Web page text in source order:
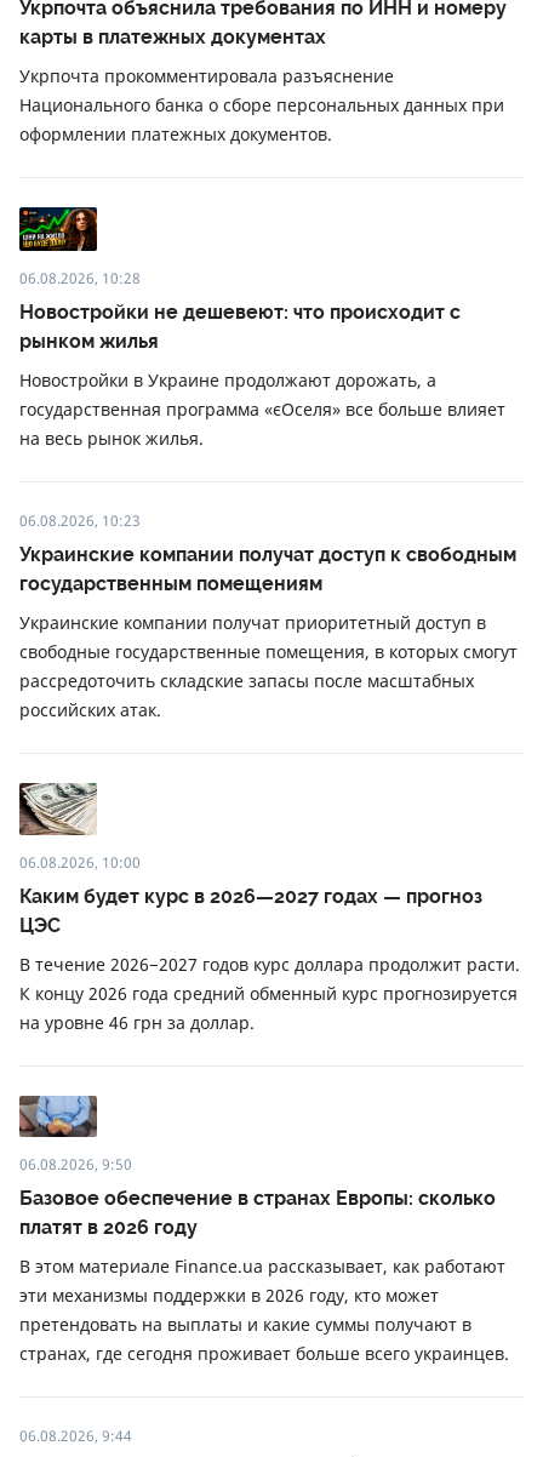
Укрпочта объяснила требования по ИНН и номеру
карты в платежных документах
Укрпочта прокомментировала разъяснение
Национального банка о сборе персональных данных при
оформлении платежных документов.
06.08.2026, 10:28
Новостройки не дешевеют: что происходит с
рынком жилья
Новостройки в Украине продолжают дорожать, а
государственная программа «єОселя» все больше влияет
на весь рынок жилья.
06.08.2026, 10:23
Украинские компании получат доступ к свободным
государственным помещениям
Украинские компании получат приоритетный доступ в
свободные государственные помещения, в которых смогут
рассредоточить складские запасы после масштабных
российских атак.
06.08.2026, 10:00
Каким будет курс в 2026—2027 годах — прогноз
ЦЭС
В течение 2026−2027 годов курс доллара продолжит расти.
К концу 2026 года средний обменный курс прогнозируется
на уровне 46 грн за доллар.
06.08.2026, 9:50
Базовое обеспечение в странах Европы: сколько
платят в 2026 году
В этом материале Finance.ua рассказывает, как работают
эти механизмы поддержки в 2026 году, кто может
претендовать на выплаты и какие суммы получают в
странах, где сегодня проживает больше всего украинцев.
06.08.2026, 9:44